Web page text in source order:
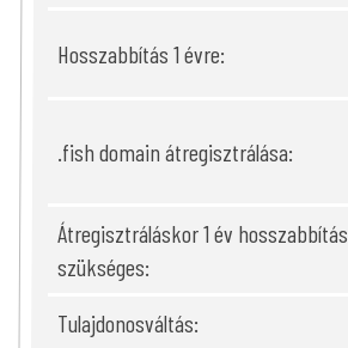
Hosszabbítás 1 évre:
.fish domain átregisztrálása:
Átregisztráláskor 1 év hosszabbítás
szükséges:
Tulajdonosváltás: